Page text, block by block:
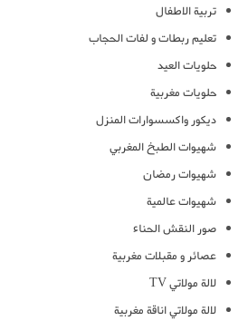
تربية الاطفال
تعليم ربطات و لفات الحجاب
حلويات العيد
حلويات مغربية
ديكور واكسسوارات المنزل
شهيوات الطبخ المغربي
شهيوات رمضان
شهيوات عالمية
صور النقش الحناء
عصائر و مقبلات مغربية
لالة مولاتي TV
لالة مولاتي اناقة مغربية